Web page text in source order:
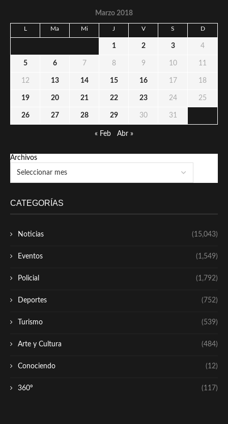
Marzo 2018
L Ma Mi J V S D
1 2 3 4
5 6 7 8 9 10 11
12 13 14 15 16 17 18
19 20 21 22 23 24 25
26 27 28 29 30 31
« Feb Abr »
Archivos
CATEGORÍAS
Noticias (15,043)
Eventos (1,549)
Policial (1,792)
Deportes (752)
Turismo (539)
Arte y Cultura (484)
Conociendo (12)
360º (117)